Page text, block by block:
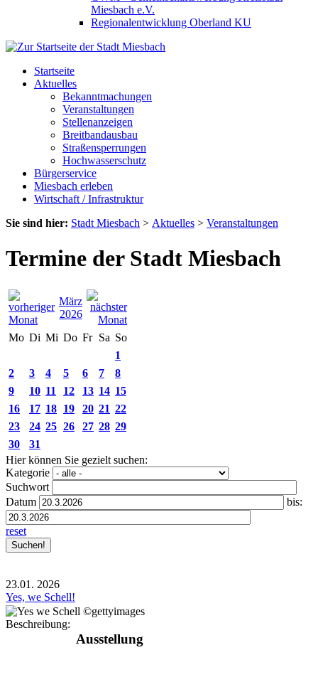
Miesbach e.V.
Regionalentwicklung Oberland KU
Startseite
Aktuelles
Bekanntmachungen
Veranstaltungen
Stellenanzeigen
Breitbandausbau
Straßensperrungen
Hochwasserschutz
Bürgerservice
Miesbach erleben
Wirtschaft / Infrastruktur
Sie sind hier: Stadt Miesbach > Aktuelles > Veranstaltungen
Termine der Stadt Miesbach
März
2026
Mo Di Mi Do Fr Sa So
1
2
3 4 5 6 7
8
9
10 11 12 13 14 15
16
17 18 19 20 21 22
23
24 25 26 27 28 29
30
31
Hier können Sie gezielt suchen:
Kategorie
Suchwort
Datum
bis:
reset
23.01. 2026
Yes, we Schell!
Beschreibung:
Ausstellung